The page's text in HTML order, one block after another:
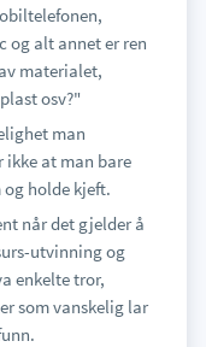
og alt annet er ren
materialet,
osv?"
man
ikke at man bare
holde kjeft.
når det gjelder å
utvinning og
enkelte tror,
som vanskelig lar